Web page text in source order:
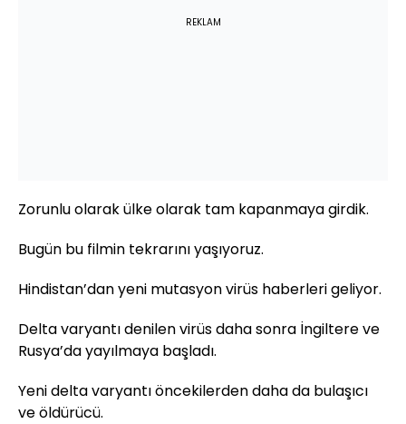
REKLAM
Zorunlu olarak ülke olarak tam kapanmaya girdik.
Bugün bu filmin tekrarını yaşıyoruz.
Hindistan’dan yeni mutasyon virüs haberleri geliyor.
Delta varyantı denilen virüs daha sonra İngiltere ve
Rusya’da yayılmaya başladı.
Yeni delta varyantı öncekilerden daha da bulaşıcı
ve öldürücü.